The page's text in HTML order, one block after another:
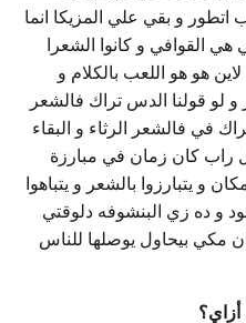
اتطور و بقي علي المزيكا انما
هي القوافي و كانوا الشعرا
هو هو اللعب بالكلام و
لو قولنا الدس تراك فالشعر
في فالشعر الرثاء و البقاء
راب كان زمان في مبارزة
و يتبارزوا بالشعر و يتباهوا
و ده زي البنشوفه دلوقتي
مكي بيحاول يوصلها للناس